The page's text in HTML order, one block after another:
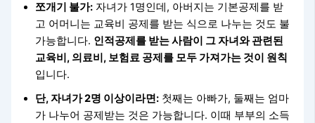
쪼개기 불가: 자녀가 1명인데, 아버지는 기본공제를 받
고 어머니는 교육비 공제를 받는 식으로 나누는 것도 불
가능합니다. 인적공제를 받는 사람이 그 자녀와 관련된
교육비, 의료비, 보험료 공제를 모두 가져가는 것이 원칙
입니다.
단, 자녀가 2명 이상이라면: 첫째는 아빠가, 둘째는 엄마
가 나누어 공제받는 것은 가능합니다. 이때 부부의 소득